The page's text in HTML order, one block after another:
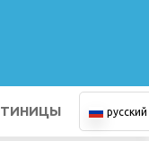
русский